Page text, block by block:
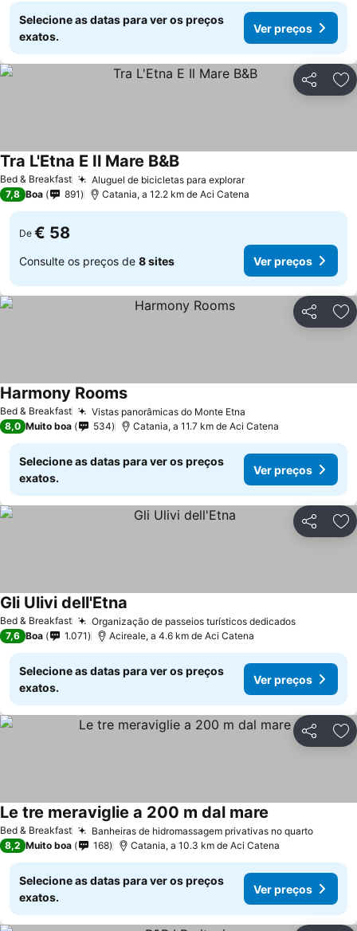
Selecione as datas para ver os preços
exatos.
Ver preços
Partilhar
Bed & Breakfast Aluguel de bicicletas para explorar
Tra L'Etna E Il Mare B&B
7,8 Boa 891 Catania, a 12.2 km de Aci Catena
De € 58
Consulte os preços de 8 sites Ver preços
Partilhar
Bed & Breakfast Vistas panorâmicas do Monte Etna
Harmony Rooms
8,0 Muito boa 534 Catania, a 11.7 km de Aci Catena
Selecione as datas para ver os preços
exatos.
Ver preços
Partilhar
Bed & Breakfast Organização de passeios turísticos dedicados
Gli Ulivi dell'Etna
7,6 Boa 1.071 Acireale, a 4.6 km de Aci Catena
Selecione as datas para ver os preços
exatos.
Ver preços
Partilhar
Bed & Breakfast Banheiras de hidromassagem privativas no quarto
Le tre meraviglie a 200 m dal mare
8,2 Muito boa 168 Catania, a 10.3 km de Aci Catena
Selecione as datas para ver os preços
exatos.
Ver preços